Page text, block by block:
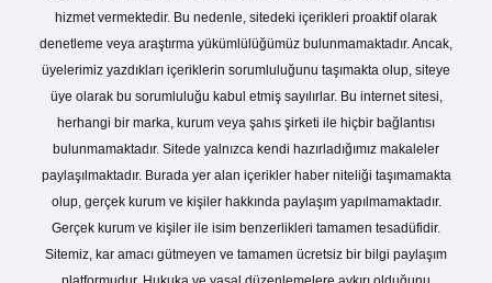
hizmet vermektedir. Bu nedenle, sitedeki içerikleri proaktif olarak
denetleme veya araştırma yükümlülüğümüz bulunmamaktadır. Ancak,
üyelerimiz yazdıkları içeriklerin sorumluluğunu taşımakta olup, siteye
üye olarak bu sorumluluğu kabul etmiş sayılırlar. Bu internet sitesi,
herhangi bir marka, kurum veya şahıs şirketi ile hiçbir bağlantısı
bulunmamaktadır. Sitede yalnızca kendi hazırladığımız makaleler
paylaşılmaktadır. Burada yer alan içerikler haber niteliği taşımamakta
olup, gerçek kurum ve kişiler hakkında paylaşım yapılmamaktadır.
Gerçek kurum ve kişiler ile isim benzerlikleri tamamen tesadüfidir.
Sitemiz, kar amacı gütmeyen ve tamamen ücretsiz bir bilgi paylaşım